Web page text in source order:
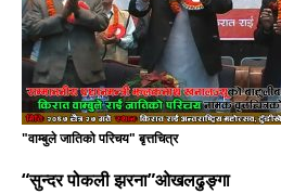
"वाम्बुले जातिको परिचय" बृत्तचित्र
“सुन्दर पोकली झरना”ओखलढुङ्गा